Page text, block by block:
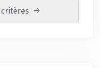
critères